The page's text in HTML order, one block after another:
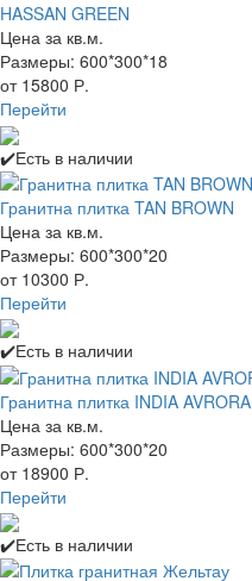
HASSAN GREEN
Цена за кв.м.
Размеры: 600*300*18
от 15800 Р.
Перейти
✔️Есть в наличии
Гранитна плитка TAN BROWN
Цена за кв.м.
Размеры: 600*300*20
от 10300 Р.
Перейти
✔️Есть в наличии
Гранитна плитка INDIA AVRORA
Цена за кв.м.
Размеры: 600*300*20
от 18900 Р.
Перейти
✔️Есть в наличии